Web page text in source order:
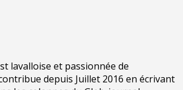
lavalloise et passionnée de
depuis Juillet 2016 en écrivant